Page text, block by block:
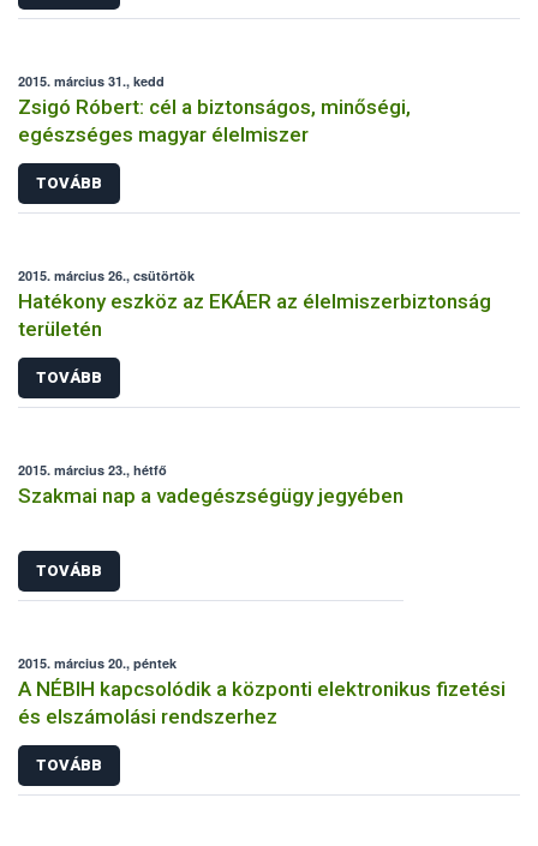
2015. március 31., kedd
Zsigó Róbert: cél a biztonságos, minőségi,
egészséges magyar élelmiszer
TOVÁBB
2015. március 26., csütörtök
Hatékony eszköz az EKÁER az élelmiszerbiztonság
területén
TOVÁBB
2015. március 23., hétfő
Szakmai nap a vadegészségügy jegyében
TOVÁBB
2015. március 20., péntek
A NÉBIH kapcsolódik a központi elektronikus fizetési
és elszámolási rendszerhez
TOVÁBB